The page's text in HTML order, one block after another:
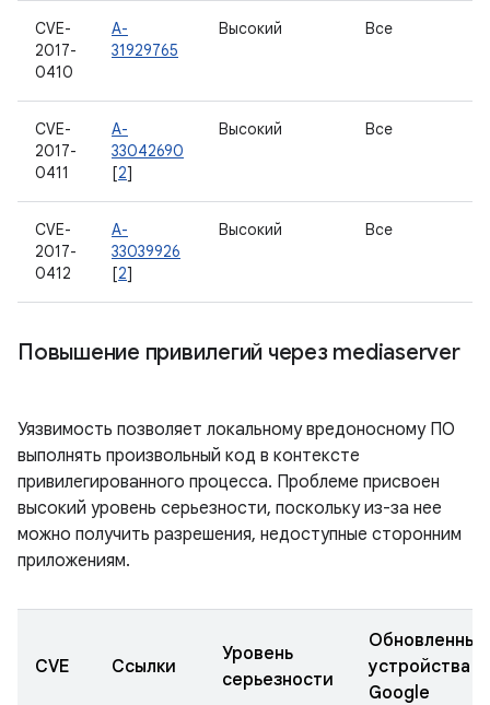
CVE-
2017-
0410
A-
31929765
Высокий Все
CVE-
2017-
0411
A-
33042690
[2]
Высокий Все
CVE-
2017-
0412
A-
33039926
[2]
Высокий Все
Повышение привилегий через mediaserver
Уязвимость позволяет локальному вредоносному ПО
выполнять произвольный код в контексте
привилегированного процесса. Проблеме присвоен
высокий уровень серьезности, поскольку из-за нее
можно получить разрешения, недоступные сторонним
приложениям.
CVE Ссылки
Уровень
серьезности
Обновленные
устройства
Google